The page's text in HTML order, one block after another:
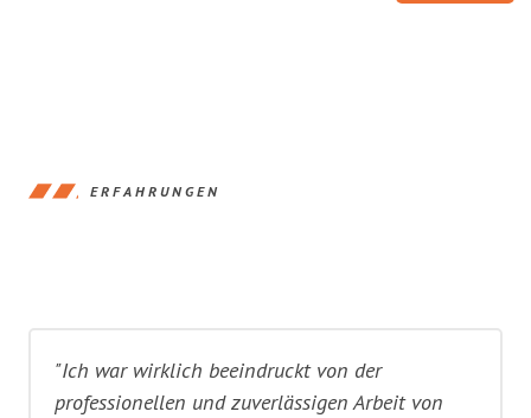
ERFAHRUNGEN
"Ich war wirklich beeindruckt von der
professionellen und zuverlässigen Arbeit von